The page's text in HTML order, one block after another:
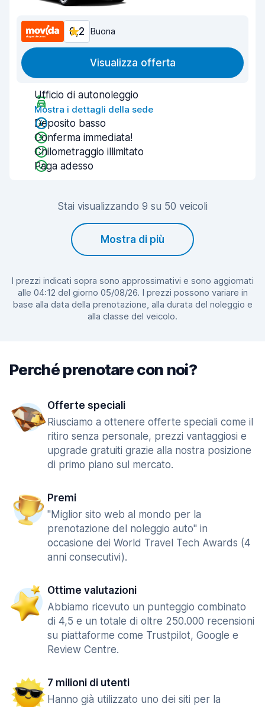
8,2 Buona
Visualizza offerta
Ufficio di autonoleggio
Mostra i dettagli della sede
Deposito basso
Conferma immediata!
Chilometraggio illimitato
Paga adesso
Stai visualizzando 9 su 50 veicoli
Mostra di più
I prezzi indicati sopra sono approssimativi e sono aggiornati
alle 04:12 del giorno 05/08/26. I prezzi possono variare in
base alla data della prenotazione, alla durata del noleggio e
alla classe del veicolo.
Perché prenotare con noi?
Offerte speciali
Riusciamo a ottenere offerte speciali come il
ritiro senza personale, prezzi vantaggiosi e
upgrade gratuiti grazie alla nostra posizione
di primo piano sul mercato.
Premi
"Miglior sito web al mondo per la
prenotazione del noleggio auto" in
occasione dei World Travel Tech Awards (4
anni consecutivi).
Ottime valutazioni
Abbiamo ricevuto un punteggio combinato
di 4,5 e un totale di oltre 250.000 recensioni
su piattaforme come Trustpilot, Google e
Review Centre.
7 milioni di utenti
Hanno già utilizzato uno dei siti per la